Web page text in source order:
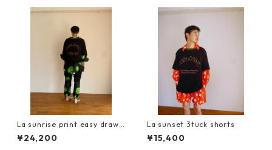
La sunrise print easy drawc
ord pants
¥24,200
La sunset 3tuck shorts
¥15,400